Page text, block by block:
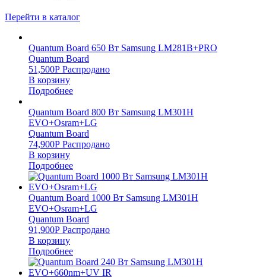
Перейти в каталог
Quantum Board 650 Вт Samsung LM281B+PRO
Quantum Board
51,500Р Распродано
В корзину
Подробнее
Quantum Board 800 Вт Samsung LM301H
EVO+Osram+LG
Quantum Board
74,900Р Распродано
В корзину
Подробнее
Quantum Board 1000 Вт Samsung LM301H
EVO+Osram+LG
Quantum Board
91,900Р Распродано
В корзину
Подробнее